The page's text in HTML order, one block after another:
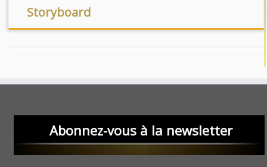
Storyboard
Abonnez-vous à la newsletter